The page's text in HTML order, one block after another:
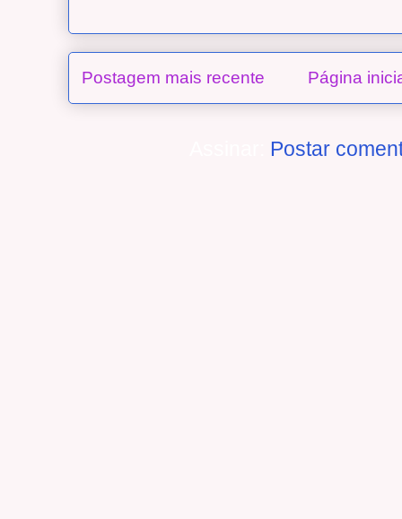
Postagem mais recente Página
Postar